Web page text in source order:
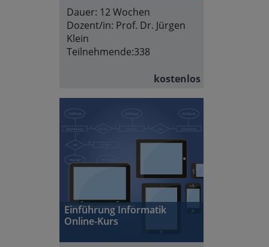
Dauer: 12 Wochen
Dozent/in: Prof. Dr. Jürgen
Klein
Teilnehmende:338
kostenlos
Einführung Informatik
Online-Kurs